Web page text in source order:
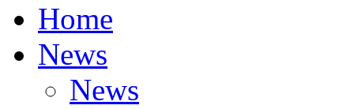
Home
News
News